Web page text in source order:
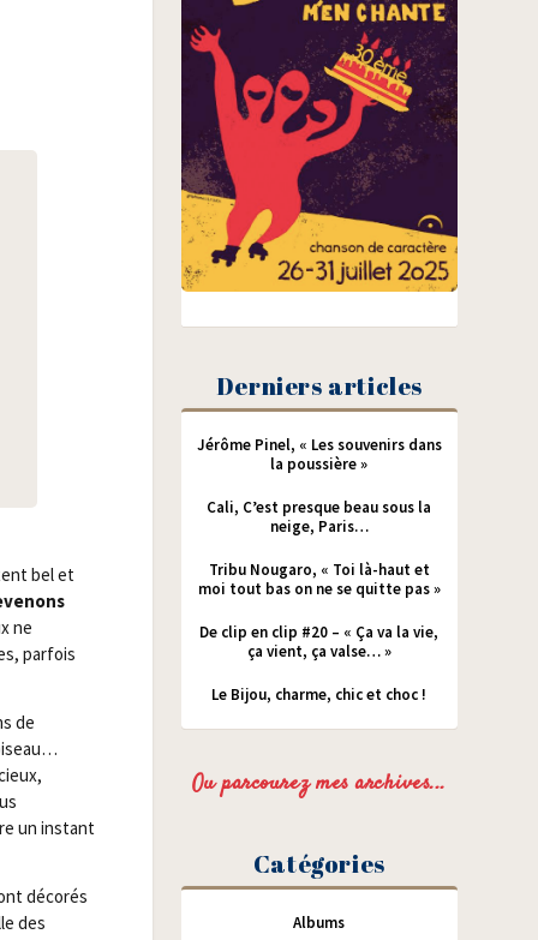
bel et
ne
par­fois
de
un ins­tant
déco­rés
des
Derniers articles
Jérôme Pinel, « Les souvenirs dans
la poussière »
Cali, C’est presque beau sous la
neige, Paris…
Tribu Nougaro, « Toi là-haut et
moi tout bas on ne se quitte pas »
De clip en clip #20 – « Ça va la vie,
ça vient, ça valse… »
Le Bijou, charme, chic et choc !
Ou parcourez mes archives...
Catégories
Albums